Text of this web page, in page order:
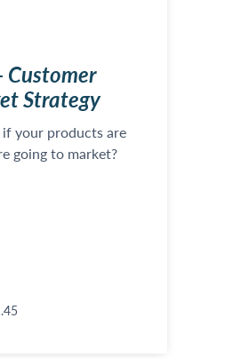
Customer
Strategy
your products are
going to market?